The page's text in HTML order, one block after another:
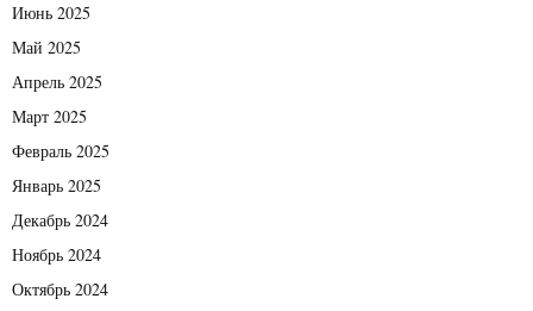
Июнь 2025
Май 2025
Апрель 2025
Март 2025
Февраль 2025
Январь 2025
Декабрь 2024
Ноябрь 2024
Октябрь 2024